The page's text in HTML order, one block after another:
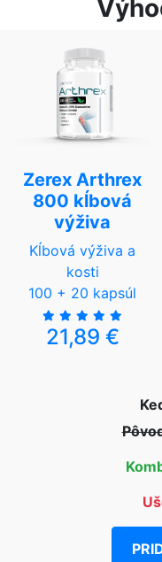
Zerex Arthrex
800 kĺbová
výživa
Kĺbová výživa a
kosti
100 + 20 kapsúl
21,89 €